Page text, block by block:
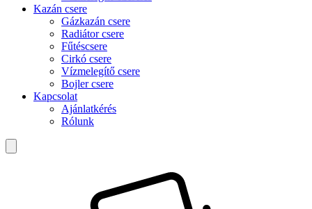
Kazán csere
Gázkazán csere
Radiátor csere
Fűtéscsere
Cirkó csere
Vízmelegítő csere
Bojler csere
Kapcsolat
Ajánlatkérés
Rólunk